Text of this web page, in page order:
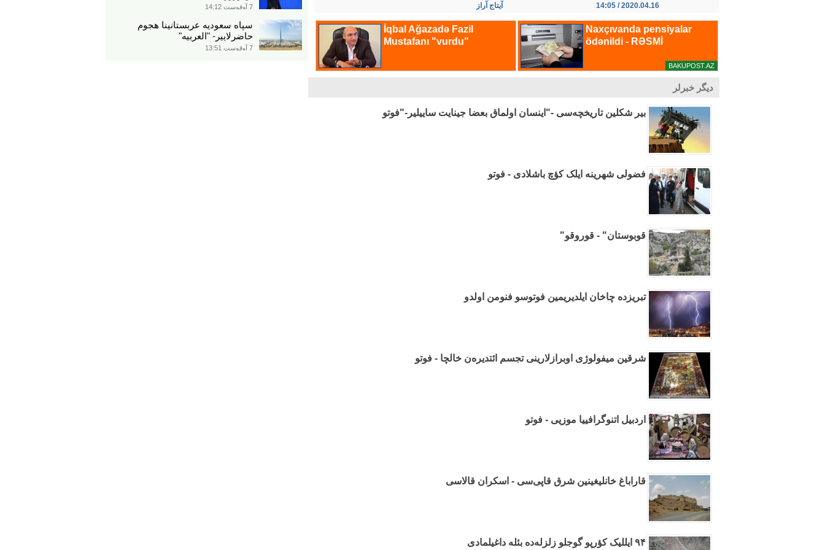
2020.04.16 / 14:05 آیتاج آراز
دیگر خبرلر
بیر شکلین تاریخچه‌سی -"اینسان اولماق بعضا جینایت ساییلیر-"فوتو
فضولی شهرینه ایلک کؤچ باشلادی - فوتو
قوبوستان" - قوروقو"
تبریزده چاخان ایلدیریمین فوتوسو فنومن اولدو
شرقین میفولوژی اوبرازلارینی تجسم ائتدیره‌ن خالچا - فوتو
اردبیل اتنوگرافییا موزیی - فوتو
قاراباغ خانلیغینین شرق قاپی‌سی - اسکران قالاسی
۹۴ ایللیک کؤرپو گوجلو زلزله‌ده بئله داغیلمادی
7 آوقوست 14:12
سپاه سعودیه عربستانینا هجوم
حاضرلاییر- "العربیه"
7 آوقوست 13:51